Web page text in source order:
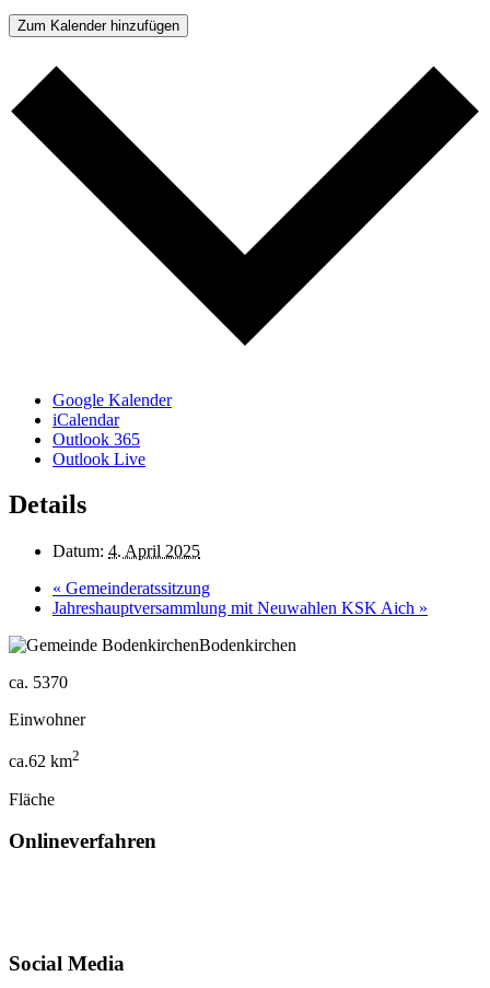
Zum Kalender hinzufügen
Google Kalender
iCalendar
Outlook 365
Outlook Live
Details
Datum: 4. April 2025
« Gemeinderatssitzung
Jahreshauptversammlung mit Neuwahlen KSK Aich »
Bodenkirchen
ca. 5370
Einwohner
ca.62 km2
Fläche
Onlineverfahren
Social Media